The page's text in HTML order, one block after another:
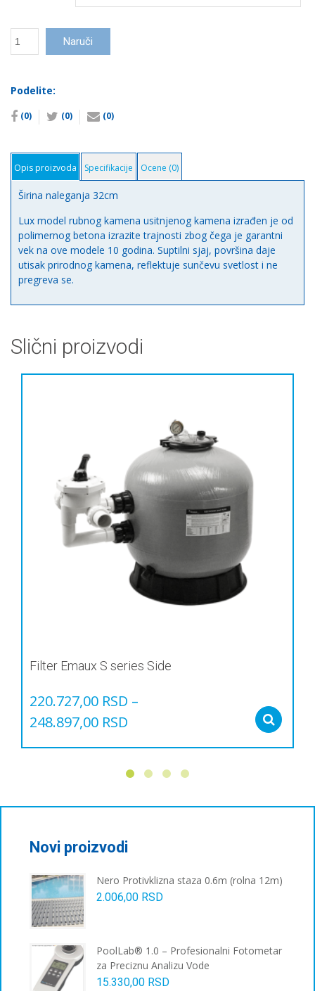
kamen
количина
Naruči
Podelite:
(0) (0) (0)
Opis proizvoda Specifikacije Ocene (0)
Širina naleganja 32cm
Lux model rubnog kamena usitnjenog kamena izrađen je od
polimernog betona izrazite trajnosti zbog čega je garantni
vek na ove modele 10 godina. Suptilni sjaj, površina daje
utisak prirodnog kamena, reflektuje sunčevu svetlost i ne
pregreva se.
Slični proizvodi
Filter Emaux S series Side
220.727,00 RSD –
248.897,00 RSD
бити
изабране
на
страници
производа.
Novi proizvodi
Nero Protivklizna staza 0.6m (rolna 12m)
2.006,00 RSD
PoolLab® 1.0 – Profesionalni Fotometar
za Preciznu Analizu Vode
15.330,00 RSD